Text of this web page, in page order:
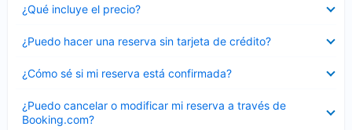
¿Qué incluye el precio?
cerrado
¿Puedo hacer una reserva sin tarjeta de crédito?
cerrado
¿Cómo sé si mi reserva está confirmada?
cerrado
¿Puedo cancelar o modificar mi reserva a través de
Booking.com?
cerrado